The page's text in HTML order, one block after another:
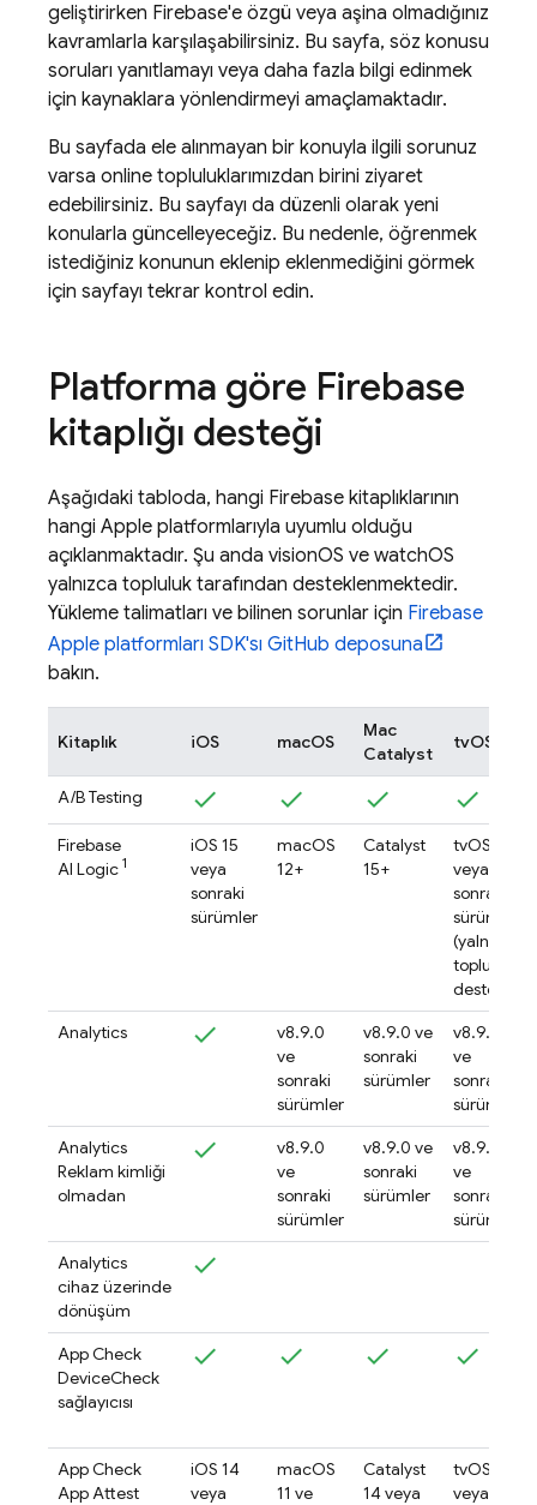
geliştirirken Firebase'e özgü veya aşina olmadığınız
kavramlarla karşılaşabilirsiniz. Bu sayfa, söz konusu
soruları yanıtlamayı veya daha fazla bilgi edinmek
için kaynaklara yönlendirmeyi amaçlamaktadır.
Bu sayfada ele alınmayan bir konuyla ilgili sorunuz
varsa online topluluklarımızdan birini ziyaret
edebilirsiniz. Bu sayfayı da düzenli olarak yeni
konularla güncelleyeceğiz. Bu nedenle, öğrenmek
istediğiniz konunun eklenip eklenmediğini görmek
için sayfayı tekrar kontrol edin.
Platforma göre Firebase
kitaplığı desteği
Aşağıdaki tabloda, hangi Firebase kitaplıklarının
hangi Apple platformlarıyla uyumlu olduğu
açıklanmaktadır. Şu anda visionOS ve watchOS
yalnızca topluluk tarafından desteklenmektedir.
Yükleme talimatları ve bilinen sorunlar için Firebase
Apple platformları SDK'sı GitHub deposuna
bakın.
Kitaplık iOS macOS
Mac
Catalyst
tvOS
A/B Testing
Firebase
AI Logic 1
iOS 15
veya
sonraki
sürümler
macOS
12+
Catalyst
15+
tvOS 15
veya
sonraki
sürümler
(yalnızca
topluluk
desteği)
Analytics
v8.9.0
ve
sonraki
sürümler
v8.9.0 ve
sonraki
sürümler
v8.9.0
ve
sonraki
sürümler
Analytics
Reklam kimliği
olmadan
v8.9.0
ve
sonraki
sürümler
v8.9.0 ve
sonraki
sürümler
v8.9.0
ve
sonraki
sürümler
Analytics
cihaz üzerinde
dönüşüm
App Check
DeviceCheck
sağlayıcısı
App Check
App Attest
iOS 14
veya
macOS
11 ve
Catalyst
14 veya
tvOS 15
veya